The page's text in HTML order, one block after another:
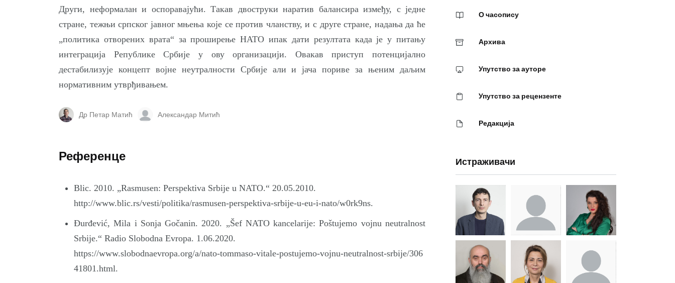
Други, неформалан и оспоравајући. Такав двоструки наратив балансира између, с једне
стране, тежњи српског јавног мњења које се против чланству, и с друге стране, надања да ће
„политика отворених врата“ за проширење НАТО ипак дати резултата када је у питању
интеграција Републике Србије у ову организацији. Овакав приступ потенцијално
дестабилизује концепт војне неутралности Србије али и јача пориве за њеним даљим
нормативним утврђивањем.
Др Петар Матић Александар Митић
Референце
Blic. 2010. „Rasmusen: Perspektiva Srbije u NATO.“ 20.05.2010.
http://www.blic.rs/vesti/politika/rasmusen-perspektiva-srbije-u-eu-i-nato/w0rk9ns.
Đurđević, Mila i Sonja Gočanin. 2020. „Šef NATO kancelarije: Poštujemo vojnu neutralnost
Srbije.“ Radio Slobodna Evropa. 1.06.2020.
https://www.slobodnaevropa.org/a/nato-tommaso-vitale-postujemo-vojnu-neutralnost-srbije/306
41801.html.
О часопису
Архива
Упутство за ауторе
Упутство за рецензенте
Редакција
Истраживачи
Др Миша
Стојадиновић
Зоран
Милошевић
Др Марија
Ђорић